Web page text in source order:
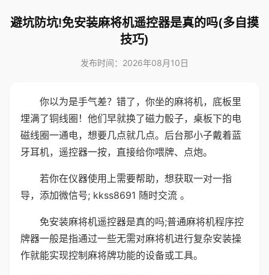
避坑防坑!免安装麻将机遥控器是真的吗(多自摸
技巧)
发布时间：2026年08月10日
你以为是手气差？错了，你坐的麻将机，底板里
埋满了铜线圈！他们早就换了磁力骰子，桌板下的电
磁线圈一通电，想要几点就几点。后台那小子戴着蓝
牙耳机，遥控器一按，直接给你喂牌、点炮。
若你在仪器使用上需要帮助，想获取一对一指
导，添加微信号; kkss8691 随时交流 。
免安装麻将机遥控器是真的吗;普通麻将机程序控
牌器一般是指通过一些无需对麻将机进行复杂安装操
作就能实现控制麻将牌功能的设备或工具。